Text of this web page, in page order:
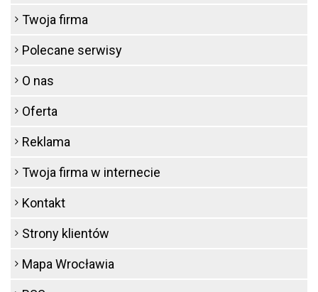
Twoja firma
Polecane serwisy
O nas
Oferta
Reklama
Twoja firma w internecie
Kontakt
Strony klientów
Mapa Wrocławia